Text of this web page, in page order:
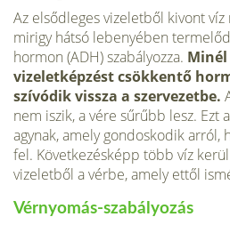
Az elsődleges vizeletből kivont víz
mirigy hátsó lebenyében
hormon (ADH) szabályozza. Minél
vizeletképzést csökkentő
szívódik vissza a szerve­zetbe.
nem iszik, a vére sűrűbb lesz. Ezt
agynak, amely gondoskodik arról,
fel. Következésképp több víz
vizeletből a vérbe, amely ettől
Vérnyomás-szabályozás